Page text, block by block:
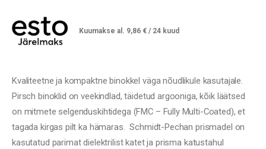
Kuumakse al. 9,86 € / 24 kuud
Kvaliteetne ja kompaktne binokkel väga nõudlikule kasutajale.
Pirsch binoklid on veekindlad, täidetud argooniga, kõik läätsed
on mitmete selgenduskihtidega (FMC – Fully Multi-Coated), et
tagada kirgas pilt ka hämaras. Schmidt-Pechan prismadel on
kasutatud parimat dielektrilist katet ja prisma katustahul